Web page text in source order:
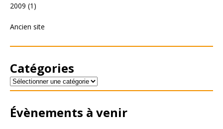
2009 (1)
Ancien site
Catégories
Évènements à venir